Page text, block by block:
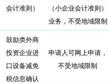
会计准则）
（小企业会计准则）
业务，不受地域限制
鼓励类外商
投资企业进
口设备减免
税信息确认
申请人可网上申请，
不受地域限制